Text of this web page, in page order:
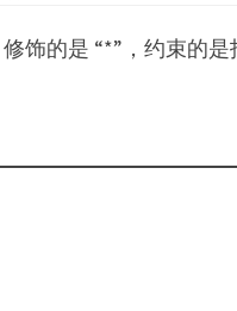
修饰的是 “*”，约束的